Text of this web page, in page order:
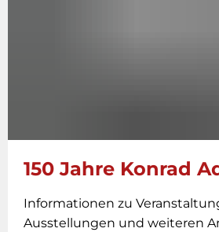
150 Jahre Konrad
Informationen zu
Ausstellungen und weiteren